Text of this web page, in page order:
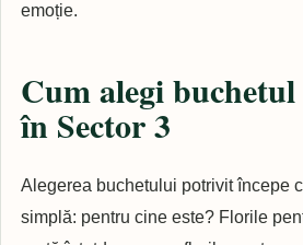
emoție.
Cum alegi
în Sector 3
Alegerea buchetului potrivit începe
simplă: pentru cine este? Florile